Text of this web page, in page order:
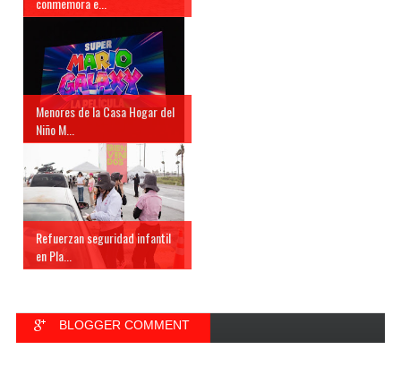
Menores de la Casa Hogar del
Niño M...
Refuerzan seguridad infantil
en Pla...
BLOGGER COMMENT